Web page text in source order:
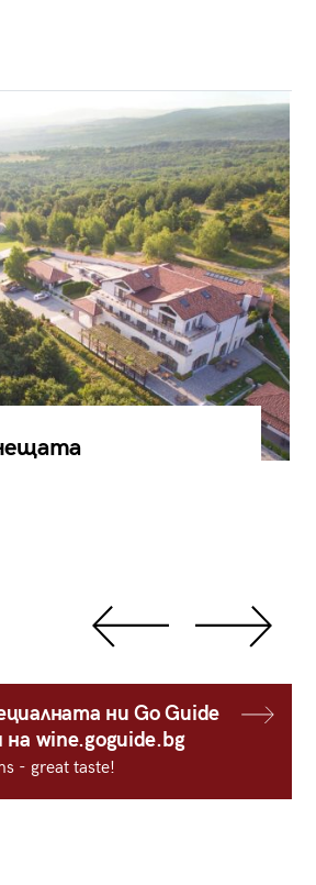
ни Go Guide
на wine.goguide.bg
- great taste!